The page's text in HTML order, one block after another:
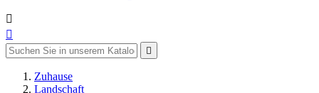



Zuhause
Landschaft